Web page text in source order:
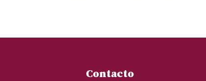
Contacto